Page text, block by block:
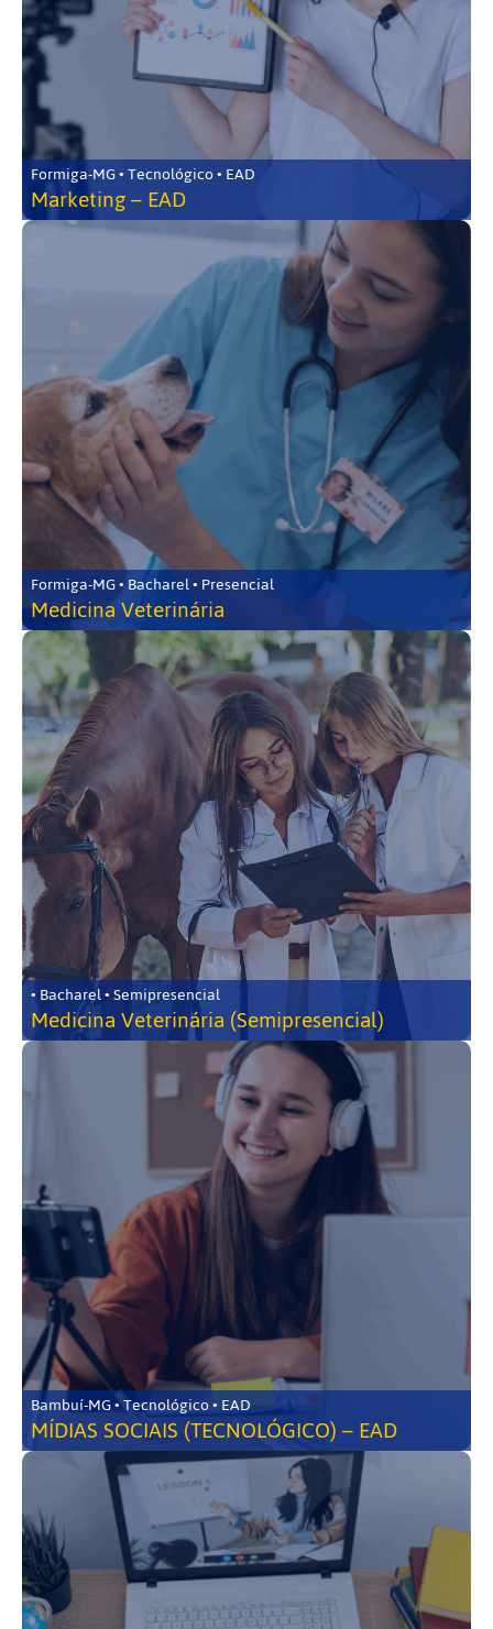
Formiga-MG • Tecnológico • EAD
Marketing – EAD
Formiga-MG • Bacharel • Presencial
Medicina Veterinária
• Bacharel • Semipresencial
Medicina Veterinária (Semipresencial)
Bambuí-MG • Tecnológico • EAD
MÍDIAS SOCIAIS (TECNOLÓGICO) – EAD